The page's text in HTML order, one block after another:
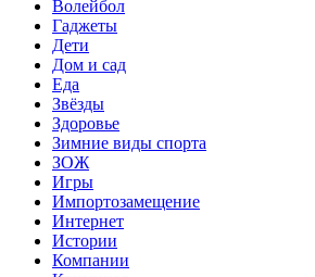
Волейбол
Гаджеты
Дети
Дом и сад
Еда
Звёзды
Здоровье
Зимние виды спорта
ЗОЖ
Игры
Импортозамещение
Интернет
Истории
Компании